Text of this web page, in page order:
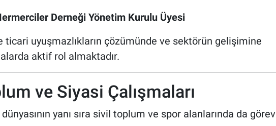
Derneği Yönetim Kurulu Üyesi
ticari uyuşmazlıkların çözümünde ve sektörün gelişimine
aktif rol almaktadır.
ve Siyasi Çalışmaları
yanı sıra sivil toplum ve spor alanlarında da görev